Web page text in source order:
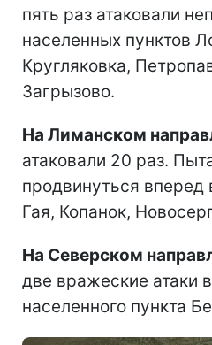
пять раз атаковали
населенных пунктов
Кругляковка,
Загрызово.
На Лиманском
атаковали 20 раз.
продвинуться вперед
Гая, Копанок,
На Северском
две вражеские атаки
населенного пункта